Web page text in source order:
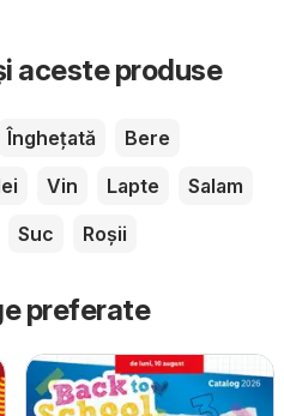
aceste produse
Înghețată
Bere
Vin Lapte
Salam
Suc Roșii
preferate